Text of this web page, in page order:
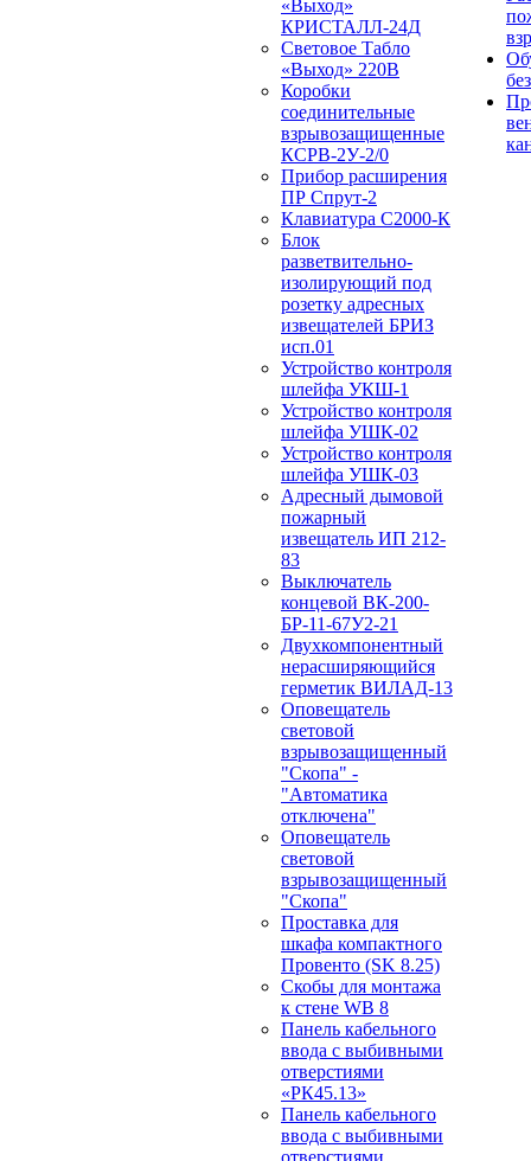
«Выход»
КРИСТАЛЛ-24Д
Световое Табло
«Выход» 220В
Коробки
соединительные
взрывозащищенные
КСРВ-2У-2/0
Прибор расширения
ПР Спрут-2
Клавиатура С2000-К
Блок
разветвительно-
изолирующий под
розетку адресных
извещателей БРИЗ
исп.01
Устройство контроля
шлейфа УКШ-1
Устройство контроля
шлейфа УШК-02
Устройство контроля
шлейфа УШК-03
Адресный дымовой
пожарный
извещатель ИП 212-
83
Выключатель
концевой ВК-200-
БР-11-67У2-21
Двухкомпонентный
нерасширяющийся
герметик ВИЛАД-13
Оповещатель
световой
взрывозащищенный
"Скопа" -
"Автоматика
отключена"
Оповещатель
световой
взрывозащищенный
"Скопа"
Проставка для
шкафа компактного
Провенто (SK 8.25)
Скобы для монтажа
к стене WB 8
Панель кабельного
ввода с выбивными
отверстиями
«РК45.13»
Панель кабельного
ввода с выбивными
отверстиями